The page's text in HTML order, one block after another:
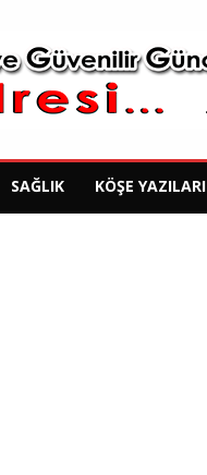
SAĞLIK KÖŞE YAZILARI